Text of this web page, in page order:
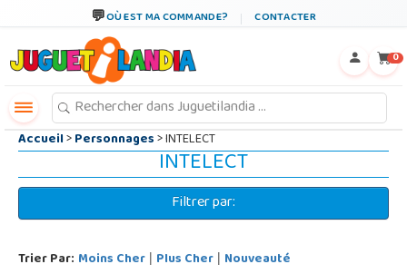
OÙ EST MA COMMANDE? CONTACTER
0
Accueil>Personnages> INTELECT
INTELECT
Filtrer par:
Trier Par: Moins Cher | Plus Cher | Nouveauté